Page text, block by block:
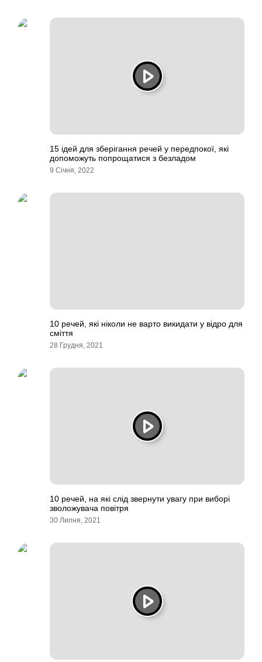
15 ідей для зберігання речей у передпокої, які
допоможуть попрощатися з безладом
9 Січня, 2022
10 речей, які ніколи не варто викидати у відро для
сміття
28 Грудня, 2021
10 речей, на які слід звернути увагу при виборі
зволожувача повітря
30 Липня, 2021